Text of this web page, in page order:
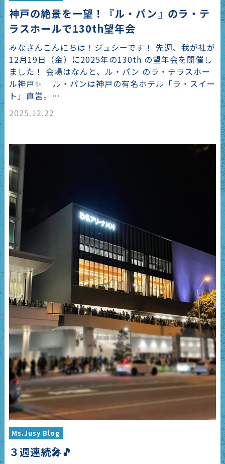
神戸の絶景を一望！『ル・パン』のラ・テ
ラスホールで130th望年会
みなさんこんにちは！ジュシーです！ 先週、我が社が
12月19日（金）に2025年の130th の望年会を開催し
ました！ 会場はなんと、ル・パン のラ・テラスホー
ル神戸✨ ル・パンは神戸の有名ホテル「ラ・スイー
ト」直営。…
2025.12.22
Ms.Jusy Blog
３週連続🎤🎵